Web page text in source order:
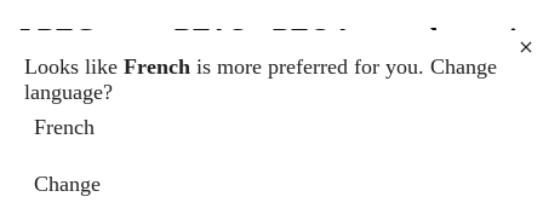
I PFC come PFAS e PFOA sono dannosi
per l’uomo?
Nonostante tutti i vantaggi che i PFC sembrano apportare (dal
preoccupante potenziale svantaggio nella loro produzione e
Looks like French is more preferred for you. Change
language?
French
Change